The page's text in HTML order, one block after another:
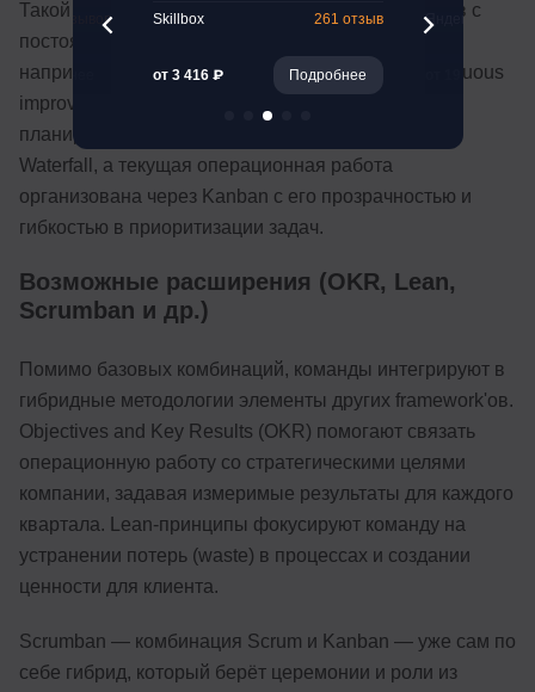
Такой подход особенно эффективен для проектов с
постоянным потоком изменений и доработок —
например, в техподдержке продуктов или в continuous
improvement инициативах. Верхнеуровневое
планирование и milestone'ы задаются в логике
Waterfall, а текущая операционная работа
организована через Kanban с его прозрачностью и
гибкостью в приоритизации задач.
Возможные расширения (OKR, Lean,
Scrumban и др.)
Помимо базовых комбинаций, команды интегрируют в
гибридные методологии элементы других framework'ов.
Objectives and Key Results (OKR) помогают связать
операционную работу со стратегическими целями
компании, задавая измеримые результаты для каждого
квартала. Lean-принципы фокусируют команду на
устранении потерь (waste) в процессах и создании
ценности для клиента.
Scrumban — комбинация Scrum и Kanban — уже сам по
себе гибрид, который берёт церемонии и роли из
47 отзывов
Подробнее
Skillbox 261 отзыв
от 3 416 ₽ Подробнее
Яндекс
от 19 000 ₽